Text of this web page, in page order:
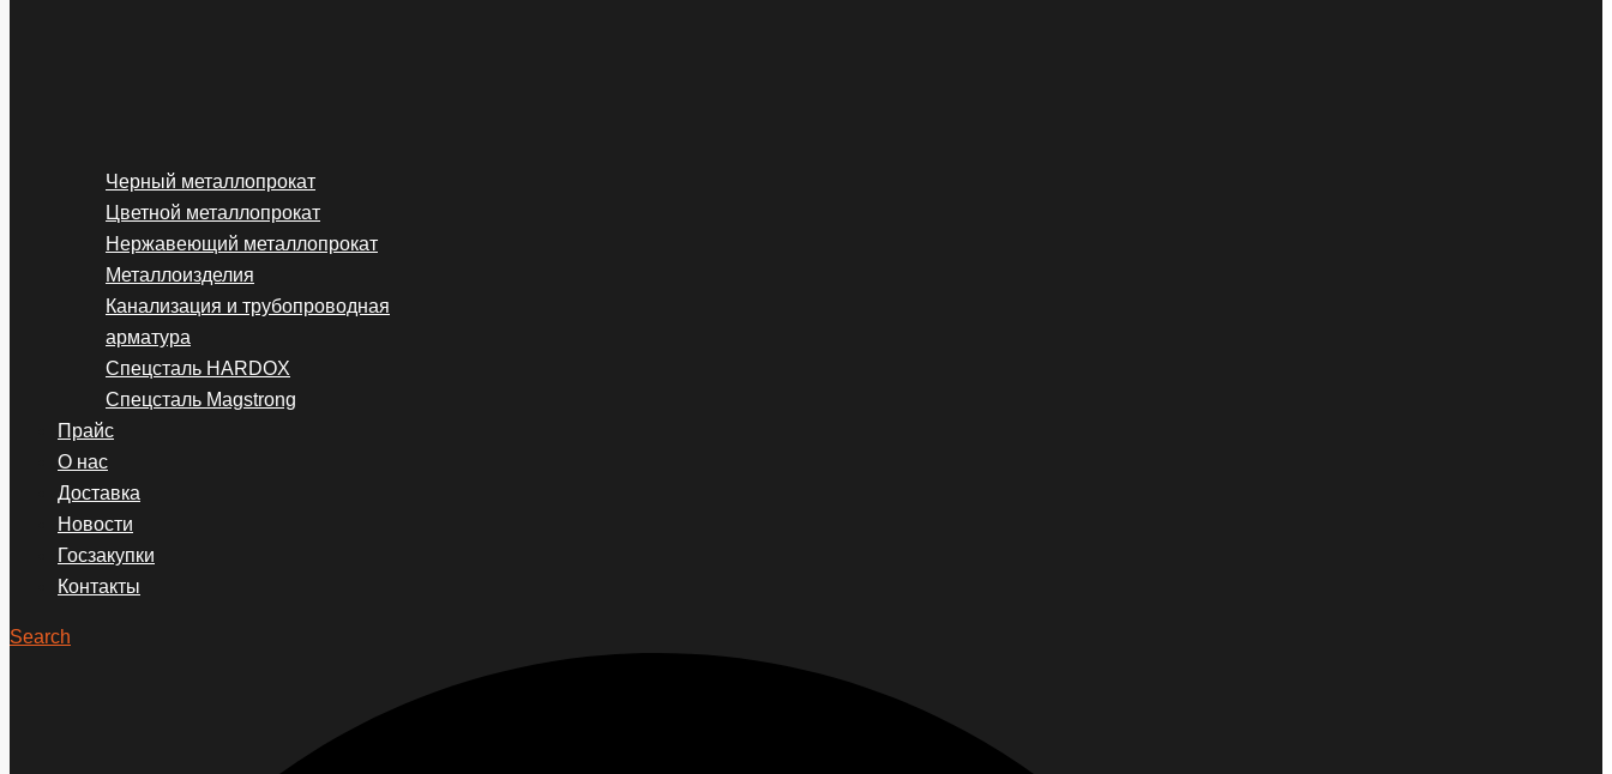
Черный металлопрокат
Цветной металлопрокат
Нержавеющий металлопрокат
Металлоизделия
Канализация и трубопроводная
арматура
Спецсталь HARDOX
Спецсталь Magstrong
Прайс
О нас
Доставка
Новости
Госзакупки
Контакты
Search